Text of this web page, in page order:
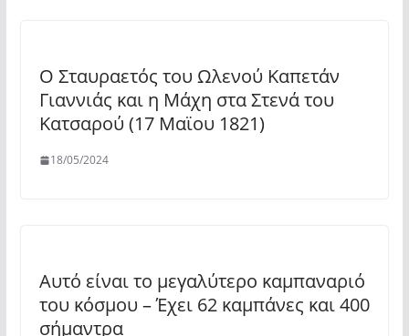
Ο Σταυραετός του Ωλενού Καπετάν
Γιαννιάς και η Μάχη στα Στενά του
Κατσαρού (17 Μαϊου 1821)
18/05/2024
Αυτό είναι το μεγαλύτερο καμπαναριό
του κόσμου – Έχει 62 καμπάνες και 400
σήμαντρα